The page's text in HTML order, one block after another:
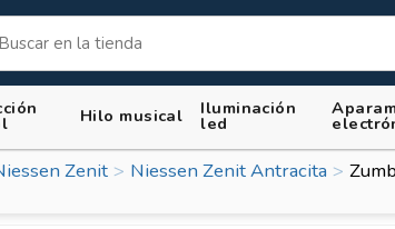
Hilo musical Iluminación
led
Zenit Niessen Zenit Antracita